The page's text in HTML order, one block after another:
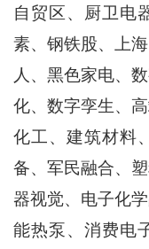
自贸区、厨卫电
素、钢铁股、上
人、黑色家电、
化、数字孪生、
化工、建筑材料
备、军民融合、
器视觉、电子化
能热泵、消费电